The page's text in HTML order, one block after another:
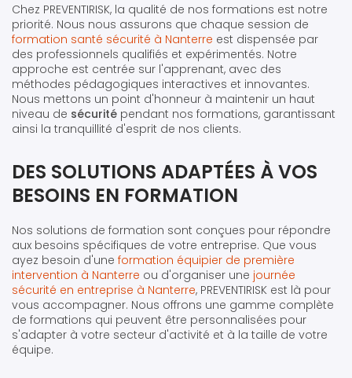
Chez PREVENTIRISK, la qualité de nos formations est notre
priorité. Nous nous assurons que chaque session de
formation santé sécurité à Nanterre est dispensée par
des professionnels qualifiés et expérimentés. Notre
approche est centrée sur l'apprenant, avec des
méthodes pédagogiques interactives et innovantes.
Nous mettons un point d'honneur à maintenir un haut
niveau de sécurité pendant nos formations, garantissant
ainsi la tranquillité d'esprit de nos clients.
DES SOLUTIONS ADAPTÉES À VOS
BESOINS EN FORMATION
Nos solutions de formation sont conçues pour répondre
aux besoins spécifiques de votre entreprise. Que vous
ayez besoin d'une formation équipier de première
intervention à Nanterre ou d'organiser une journée
sécurité en entreprise à Nanterre, PREVENTIRISK est là pour
vous accompagner. Nous offrons une gamme complète
de formations qui peuvent être personnalisées pour
s'adapter à votre secteur d'activité et à la taille de votre
équipe.